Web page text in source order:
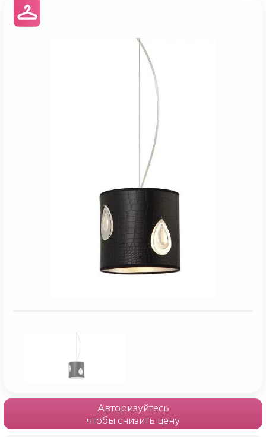
Авторизуйтесь
чтобы снизить цену